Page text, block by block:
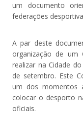
um documento
federações
A par deste
organização de um
realizar na Cidade
de setembro. Este
um dos momentos
colocar o desporto
oficiais.